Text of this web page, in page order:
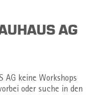
AG
AG keine Workshops
oder suche in den